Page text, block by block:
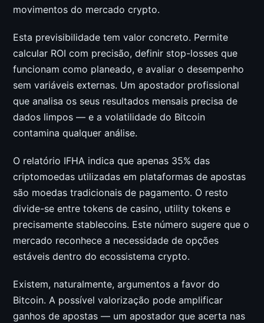
movimentos do mercado crypto.
Esta previsibilidade tem valor concreto. Permite
calcular ROI com precisão, definir stop-losses que
funcionam como planeado, e avaliar o desempenho
sem variáveis externas. Um apostador profissional
que analisa os seus resultados mensais precisa de
dados limpos — e a volatilidade do Bitcoin
contamina qualquer análise.
O relatório IFHA indica que apenas 35% das
criptomoedas utilizadas em plataformas de apostas
são moedas tradicionais de pagamento. O resto
divide-se entre tokens de casino, utility tokens e
precisamente stablecoins. Este número sugere que o
mercado reconhece a necessidade de opções
estáveis dentro do ecossistema crypto.
Existem, naturalmente, argumentos a favor do
Bitcoin. A possível valorização pode amplificar
ganhos de apostas — um apostador que acerta nas